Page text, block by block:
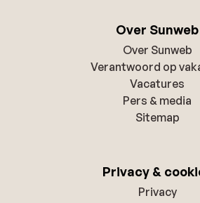
Over Sunweb
Over Sunweb
Verantwoord op
Vacatures
Pers & media
Sitemap
Privacy &
Privacy